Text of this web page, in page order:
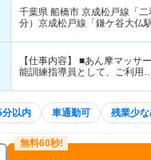
千葉県 船橋市 京成松戸線「
分）京成松戸線「鎌ケ谷大仏
【仕事内容】 ■あん摩マッサー
能訓練指導員として、ご利用
分以内 車通勤可 残業少